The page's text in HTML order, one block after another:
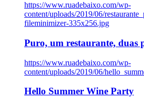
https://www.ruadebaixo.com/wp-
content/uploads/2019/06/
fileminimizer-335x256.jpg
Puro, um restaurante, duas
https://www.ruadebaixo.com/wp-
content/uploads/2019/06/
Hello Summer Wine Party